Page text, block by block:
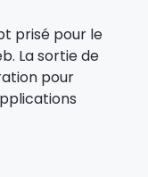
prisé pour le
La sortie de
pour